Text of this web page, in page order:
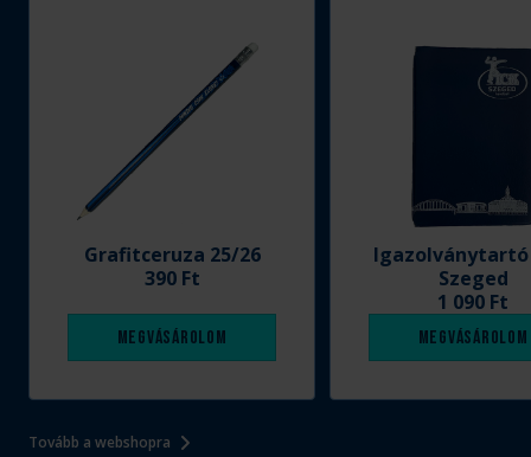
Tovább a webshopra
Grafitceruza 25/26
390 Ft
Megvásárolom
Szeged
1 090 Ft
Megvásárolom